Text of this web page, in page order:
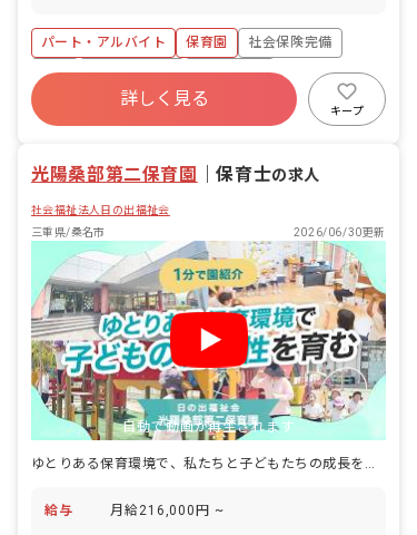
パート・アルバイト
保育園
社会保険完備
有給
福利厚生充実
退職金制度
昇給昇進あり
産休育休制度
詳しく見る
キープ
光陽桑部第二保育園 ｜保育士の求人
社会福祉法人日の出福祉会
三重県/桑名市
2026/06/30更新
自動で動画が再生されます
ゆとりある保育環境で、私たちと子どもたちの成長を見守りませんか
給与 月給216,000円 ~